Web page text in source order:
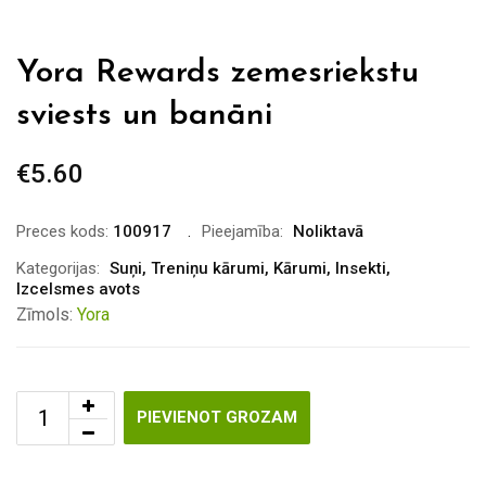
Yora Rewards zemesriekstu
sviests un banāni
€5.60
Preces kods: 100917 Pieejamība:
Noliktavā
Kategorijas: Suņi, Treniņu kārumi, Kārumi, Insekti,
Izcelsmes avots
Zīmols: Yora
PIEVIENOT GROZAM